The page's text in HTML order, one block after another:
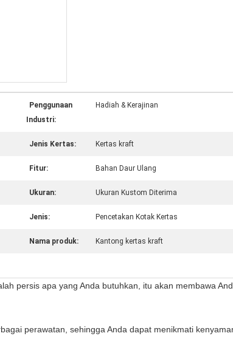
Penggunaan
Industri:
Hadiah & Kerajinan
Jenis Kertas: Kertas kraft
Fitur: Bahan Daur Ulang
Ukuran: Ukuran Kustom Diterima
Jenis: Pencetakan Kotak Kertas
Nama produk: Kantong kertas kraft
persis apa yang Anda butuhkan, itu akan membawa
perawatan, sehingga Anda dapat menikmati